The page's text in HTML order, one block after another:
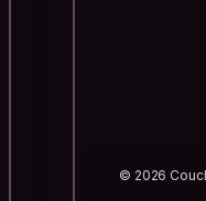
© 2026